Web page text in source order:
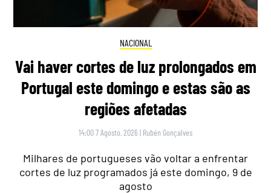
NACIONAL
Vai haver cortes de luz prolongados em
Portugal este domingo e estas são as
regiões afetadas
14:00 7 Agosto, 2026 | Rubén Gonçalves
Milhares de portugueses vão voltar a enfrentar
cortes de luz programados já este domingo, 9 de
agosto